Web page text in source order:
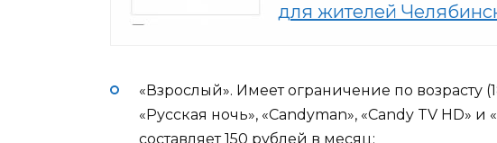
для жителей
«Взрослый». Имеет ограничение по возрасту
«Русская ночь», «Candyman», «Candy TV HD»
составляет 150 рублей в месяц;